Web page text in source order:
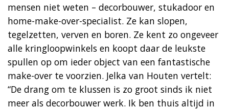
mensen niet weten – decorbouwer, stukadoor en
home-make-over-specialist. Ze kan slopen,
tegelzetten, verven en boren. Ze kent zo ongeveer
alle kringloopwinkels en koopt daar de leukste
spullen op om ieder object van een fantastische
make-over te voorzien. Jelka van Houten vertelt:
“De drang om te klussen is zo groot sinds ik niet
meer als decorbouwer werk. Ik ben thuis altijd in